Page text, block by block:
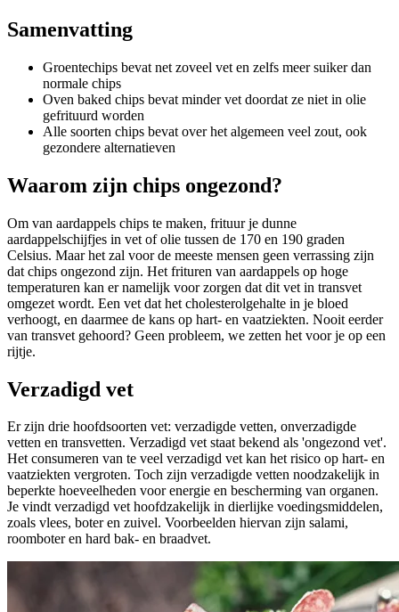
Samenvatting
Groentechips bevat net zoveel vet en zelfs meer suiker dan
normale chips
Oven baked chips bevat minder vet doordat ze niet in olie
gefrituurd worden
Alle soorten chips bevat over het algemeen veel zout, ook
gezondere alternatieven
Waarom zijn chips ongezond?
Om van aardappels chips te maken, frituur je dunne
aardappelschijfjes in vet of olie tussen de 170 en 190 graden
Celsius. Maar het zal voor de meeste mensen geen verrassing zijn
dat chips ongezond zijn. Het frituren van aardappels op hoge
temperaturen kan er namelijk voor zorgen dat dit vet in transvet
omgezet wordt. Een vet dat het cholesterolgehalte in je bloed
verhoogt, en daarmee de kans op hart- en vaatziekten. Nooit eerder
van transvet gehoord? Geen probleem, we zetten het voor je op een
rijtje.
Verzadigd vet
Er zijn drie hoofdsoorten vet: verzadigde vetten, onverzadigde
vetten en transvetten. Verzadigd vet staat bekend als 'ongezond vet'.
Het consumeren van te veel verzadigd vet kan het risico op hart- en
vaatziekten vergroten. Toch zijn verzadigde vetten noodzakelijk in
beperkte hoeveelheden voor energie en bescherming van organen.
Je vindt verzadigd vet hoofdzakelijk in dierlijke voedingsmiddelen,
zoals vlees, boter en zuivel. Voorbeelden hiervan zijn salami,
roomboter en hard bak- en braadvet.